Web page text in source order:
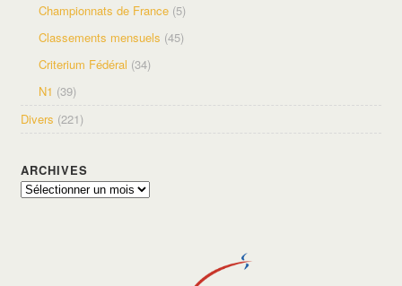
Championnats de France (5)
Classements mensuels (45)
Criterium Fédéral (34)
N1 (39)
Divers (221)
ARCHIVES
Archives